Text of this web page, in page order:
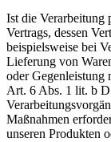
Ist die Verarbeitung
Vertrags, dessen
beispielsweise bei
Lieferung von
oder Gegenleistung
Art. 6 Abs. 1 lit. b
Maßnahmen
unseren Produkten